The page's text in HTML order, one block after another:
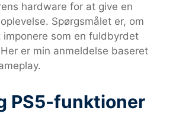
hardware for at give en
Spørgsmålet er, om
som en fuldbyrdet
er min anmeldelse baseret
PS5-funktioner